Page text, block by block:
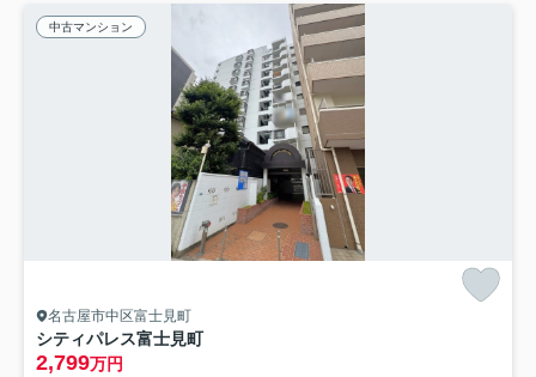
中古マンション
名古屋市中区富士見町
シティパレス富士見町
2,799万円